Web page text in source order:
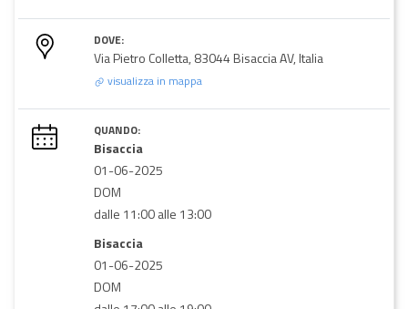
DOVE:
Via Pietro Colletta, 83044 Bisaccia AV, Italia
visualizza in mappa
QUANDO:
Bisaccia
01-06-2025
DOM
dalle 11:00 alle 13:00
Bisaccia
01-06-2025
DOM